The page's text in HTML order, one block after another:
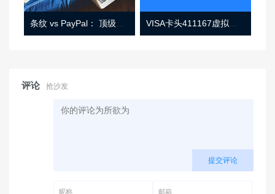
条纹 vs PayPal： 顶级功能， 定价 （和更多！ VISA卡头411167虚拟卡基础信息
评论 抢沙发
提交评论